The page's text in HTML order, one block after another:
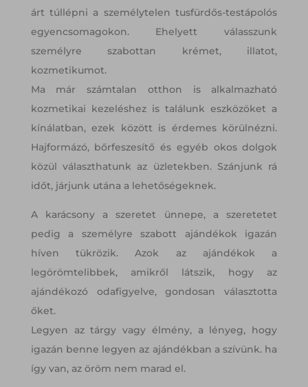
árt túllépni a személytelen tusfürdős-testápolós
egyencsomagokon. Ehelyett válasszunk
személyre szabottan krémet, illatot,
kozmetikumot.
Ma már számtalan otthon is alkalmazható
kozmetikai kezeléshez is találunk eszközöket a
kínálatban, ezek között is érdemes körülnézni.
Hajformázó, bőrfeszesítő és egyéb okos dolgok
közül választhatunk az üzletekben. Szánjunk rá
időt, járjunk utána a lehetőségeknek.
A karácsony a szeretet ünnepe, a szeretetet
pedig a személyre szabott ajándékok igazán
híven tükrözik. Azok az ajándékok a
legörömtelibbek, amikről látszik, hogy az
ajándékozó odafigyelve, gondosan választotta
őket.
Legyen az tárgy vagy élmény, a lényeg, hogy
igazán benne legyen az ajándékban a szívünk. ha
így van, az öröm nem marad el.